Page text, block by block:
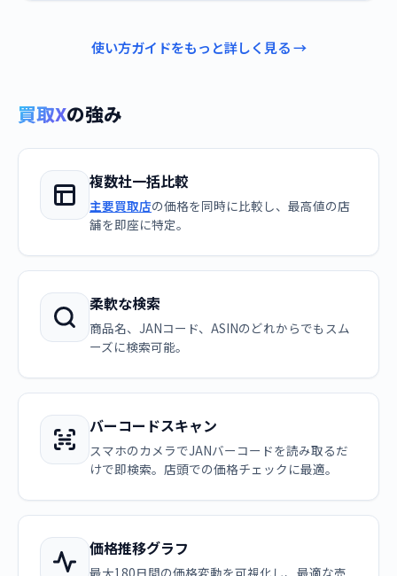
使い方ガイドをもっと詳しく見る →
買取Xの強み
複数社一括比較
主要買取店の価格を同時に比較し、最高値の店
舗を即座に特定。
柔軟な検索
商品名、JANコード、ASINのどれからでもスム
ーズに検索可能。
バーコードスキャン
スマホのカメラでJANバーコードを読み取るだ
けで即検索。店頭での価格チェックに最適。
価格推移グラフ
最大180日間の価格変動を可視化し、最適な売